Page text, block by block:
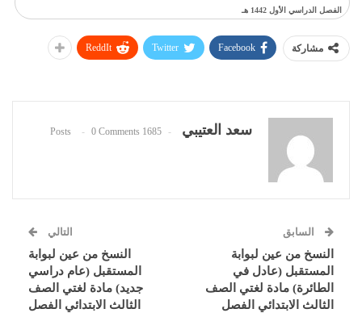
الفصل الدراسي الأول 1442 هـ
مشاركة Facebook
Twitter
ReddIt
سعد العتيبي 1685 Posts
0 Comments
السابق
النسخ من عين لبوابة
المستقبل (عادل في
الطائرة) مادة لغتي الصف
الثالث الابتدائي الفصل
التالي
النسخ من عين لبوابة
المستقبل (عام دراسي
جديد) مادة لغتي الصف
الثالث الابتدائي الفصل